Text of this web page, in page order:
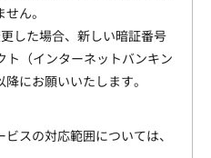
ん。
した場合、新しい暗証番号
ト（インターネットバンキン
にお願いいたします。
スの対応範囲については、